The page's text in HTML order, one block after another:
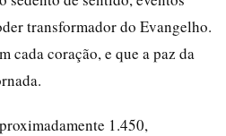
transformador do Evangelho.
cada coração, e que a paz da
1.450,